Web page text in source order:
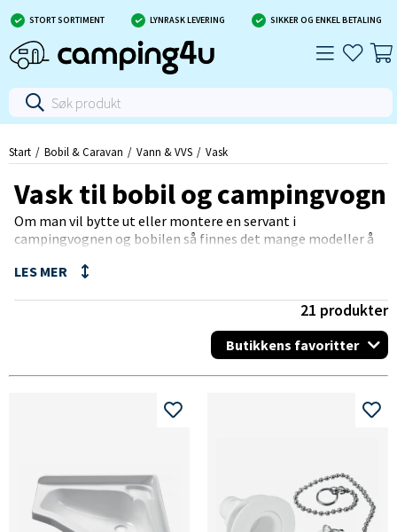
STORT SORTIMENT LYNRASK LEVERING SIKKER OG ENKEL BETALING
Start Bobil & Caravan Vann & VVS Vask
Vask til bobil og campingvogn
Om man vil bytte ut eller montere en servant i
campingvognen og bobilen så finnes det mange modeller å
Så finnes det også servanter som er leddet slik at det går å
felle opp om det er trang plass i campingvognen.
Visse servanter er tilverket i rustfritt stål og visse er tilverket
i plast for å bli litt lettere.
Det finnes servanter til campingvogn som man kan montere
Har du spørsmål eller lurer på noe angående servanter?
Kontakt oss gjerne på telefon +46(0)60-40200 eller via epost
info@camping4u.se
21 produkter
Butikkens favoritter